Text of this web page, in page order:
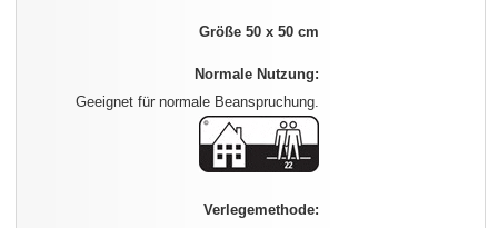
Größe 50 x 50 cm
Normale Nutzung:
Geeignet für normale Beanspruchung.
Verlegemethode: